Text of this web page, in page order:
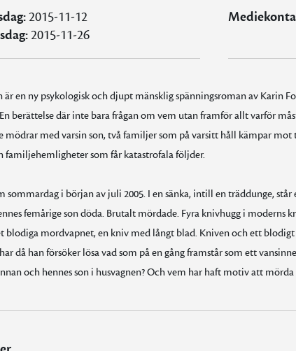
2015-11-12
2015-11-26
är en ny psykologisk och djupt mänsklig spänningsroman av Karin
berättelse där inte bara frågan om vem utan framför allt varför
mödrar med varsin son, två familjer som på varsitt håll kämpar
familjehemligheter som får katastrofala följder.
sommardag i början av juli 2005. I en sänka, intill en träddunge,
femårige son döda. Brutalt mördade. Fyra knivhugg i moderns
blodiga mordvapnet, en kniv med långt blad. Kniven och ett
då han försöker lösa vad som på en gång framstår som ett
och hennes son i husvagnen? Och vem har haft motiv att mörda